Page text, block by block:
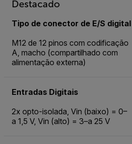
Destacado
Tipo de conector de E/S digital
M12 de 12 pinos com codificação
A, macho (compartilhado com
alimentação externa)
Entradas Digitais
2x opto-isolada, Vin (baixo) = 0–
a 1,5 V, Vin (alto) = 3–a 25 V